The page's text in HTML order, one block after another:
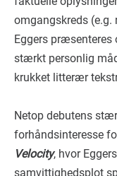
omgangskreds (e.g.
Eggers præsenteres
stærkt personlig
krukket litterær
Netop debutens
forhåndsinteresse
Velocity, hvor
samvittighedsplot